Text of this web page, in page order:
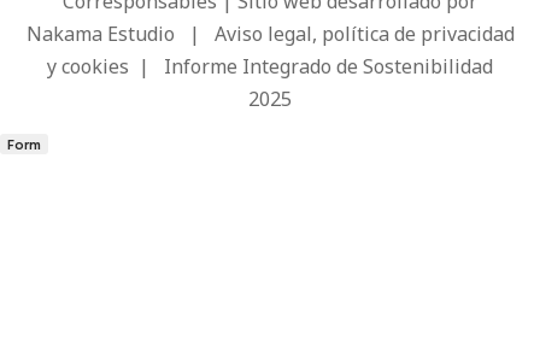
Nakama Estudio | Aviso legal, política de privacidad
y cookies | Informe Integrado de Sostenibilidad
2025
Form